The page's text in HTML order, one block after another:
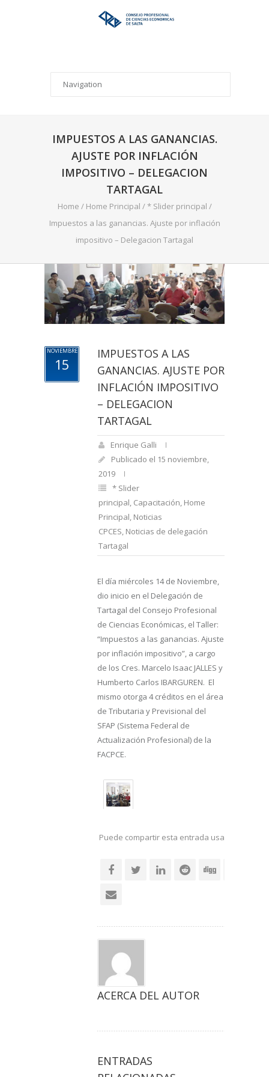
IMPUESTOS A LAS GANANCIAS.
AJUSTE POR INFLACIÓN
IMPOSITIVO – DELEGACION
TARTAGAL
Home / Home Principal /* Slider principal /
Impuestos a las ganancias. Ajuste por inflación
impositivo – Delegacion Tartagal
NOVIEMBRE
15
IMPUESTOS A LAS
GANANCIAS. AJUSTE POR
INFLACIÓN IMPOSITIVO
– DELEGACION
TARTAGAL
Enrique Galli
Publicado el 15 noviembre,
2019
* Slider
principal, Capacitación, Home
Principal, Noticias
CPCES, Noticias de delegación
Tartagal
El día miércoles 14 de Noviembre,
dio inicio en el Delegación de
Tartagal del Consejo Profesional
de Ciencias Económicas, el Taller:
“Impuestos a las ganancias. Ajuste
por inflación impositivo”, a cargo
de los Cres. Marcelo Isaac JALLES y
Humberto Carlos IBARGUREN. El
mismo otorga 4 créditos en el área
de Tributaria y Previsional del
SFAP (Sistema Federal de
Actualización Profesional) de la
FACPCE.
Puede compartir esta entrada usando sus
ACERCA DEL AUTOR
ENTRADAS